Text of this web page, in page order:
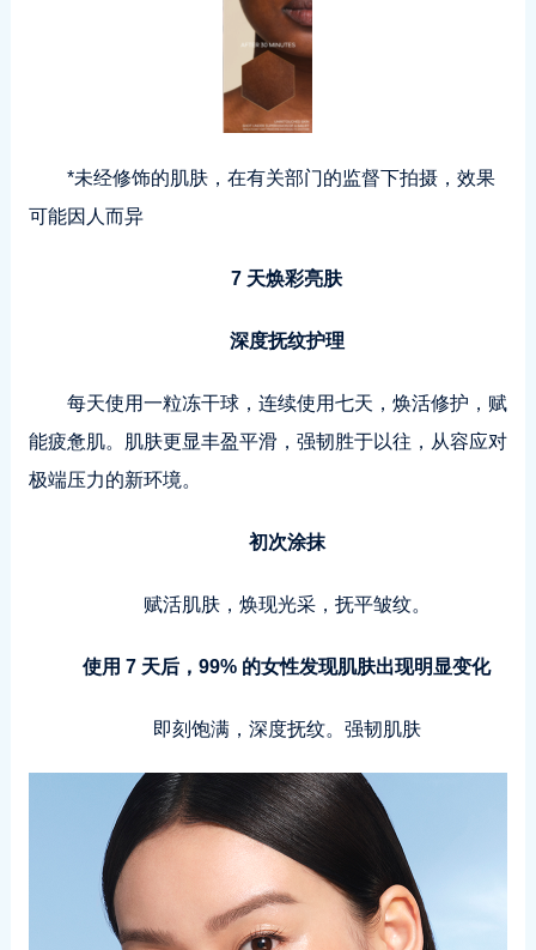
*未经修饰的肌肤，在有关部门的监督下拍摄，效果
可能因人而异
7 天焕彩亮肤
深度抚纹护理
每天使用一粒冻干球，连续使用七天，焕活修护，赋
能疲惫肌。肌肤更显丰盈平滑，强韧胜于以往，从容应对
极端压力的新环境。
初次涂抹
赋活肌肤，焕现光采，抚平皱纹。
使用 7 天后，99% 的女性发现肌肤出现明显变化
即刻饱满，深度抚纹。强韧肌肤